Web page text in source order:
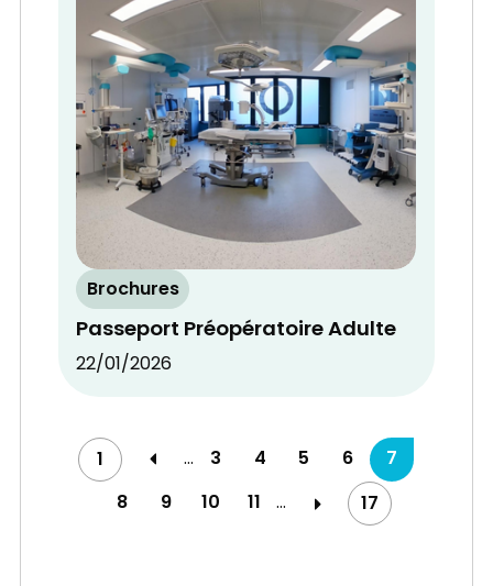
Brochures
Passeport Préopératoire Adulte
22/01/2026
1 … 3 4 5 6
7
8
9 10 11 … 17